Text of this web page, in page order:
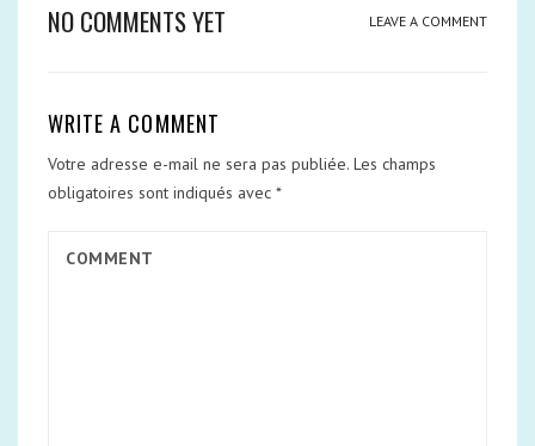
NO COMMENTS YET LEAVE A COMMENT
WRITE A COMMENT
Votre adresse e-mail ne sera pas publiée. Les champs
obligatoires sont indiqués avec *